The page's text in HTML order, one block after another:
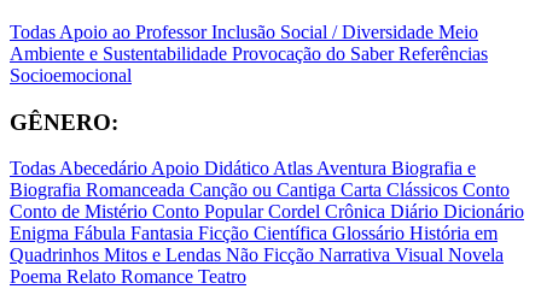
Todas Apoio ao ProfessorInclusão Social / Diversidade Meio
Ambiente e Sustentabilidade Provocação do SaberReferências
Socioemocional
GÊNERO:
TodasAbecedárioApoio DidáticoAtlasAventura Biografia e
Biografia Romanceada Canção ou Cantiga Carta Clássicos Conto
Conto de Mistério Conto PopularCordel Crônica Diário Dicionário
Enigma Fábula Fantasia Ficção Científica Glossário História em
Quadrinhos Mitos e Lendas Não Ficção Narrativa Visual Novela
Poema Relato Romance Teatro